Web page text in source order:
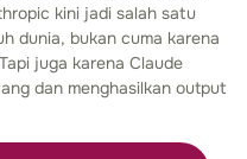
kini jadi salah satu
dunia, bukan cuma karena
juga karena Claude
dan menghasilkan output